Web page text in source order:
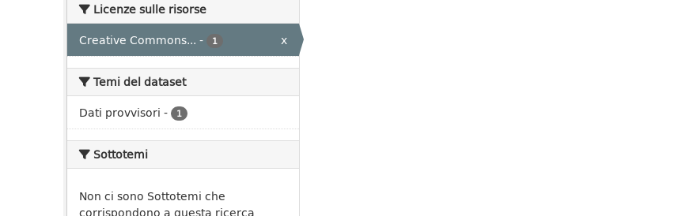
Licenze sulle risorse
Creative Commons... - 1 x
Temi del dataset
Dati provvisori - 1
Sottotemi
Non ci sono Sottotemi che
corrispondono a questa ricerca